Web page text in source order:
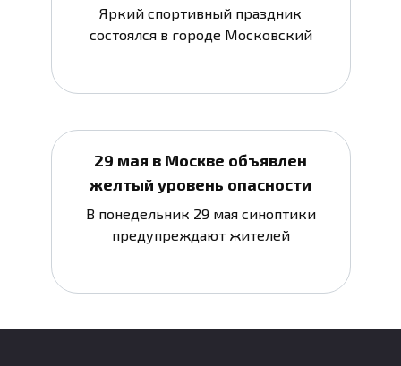
Яркий спортивный праздник
состоялся в городе Московский
29 мая в Москве объявлен
желтый уровень опасности
В понедельник 29 мая синоптики
предупреждают жителей